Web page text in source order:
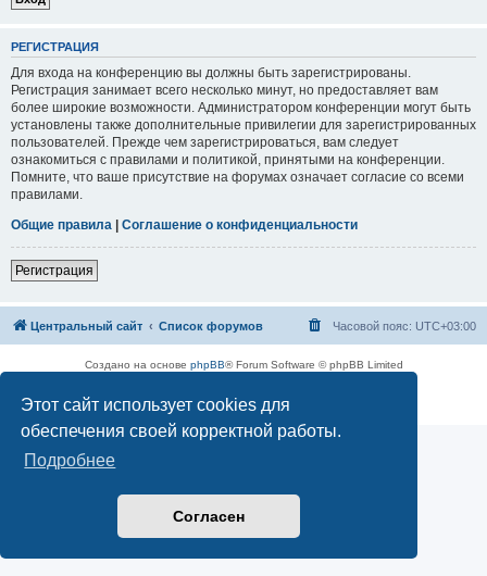
Этот сайт использует cookies для
обеспечения своей корректной работы.
Подробнее
Согласен
РЕГИСТРАЦИЯ
Для входа на конференцию вы должны быть зарегистрированы.
Регистрация занимает всего несколько минут, но предоставляет вам
более широкие возможности. Администратором конференции могут быть
установлены также дополнительные привилегии для зарегистрированных
пользователей. Прежде чем зарегистрироваться, вам следует
ознакомиться с правилами и политикой, принятыми на конференции.
Помните, что ваше присутствие на форумах означает согласие со всеми
правилами.
Общие правила | Соглашение о конфиденциальности
Регистрация
Центральный сайт Список форумов Часовой пояс: UTC+03:00
Создано на основе phpBB® Forum Software © phpBB Limited
Конфиденциальность|Правила